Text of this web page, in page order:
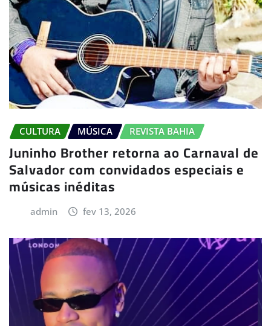
CULTURA MÚSICA REVISTA BAHIA
Juninho Brother retorna ao Carnaval de
Salvador com convidados especiais e
músicas inéditas
admin fev 13, 2026